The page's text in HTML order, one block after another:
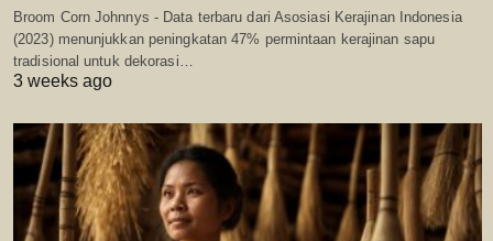
Broom Corn Johnnys - Data terbaru dari Asosiasi Kerajinan Indonesia
(2023) menunjukkan peningkatan 47% permintaan kerajinan sapu
tradisional untuk dekorasi…
3 weeks ago